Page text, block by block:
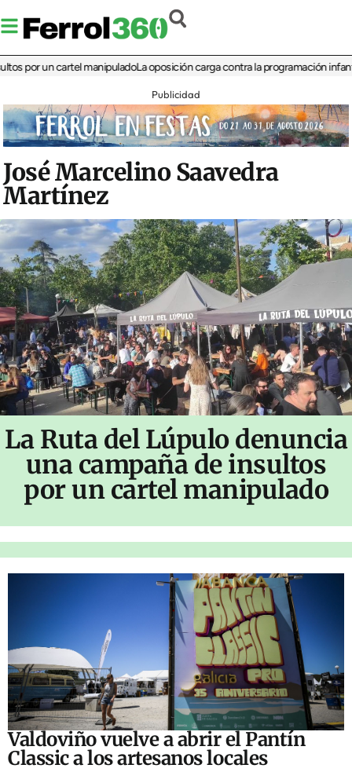
un cartel manipuladoLa oposición carga contra la programación infantil de
Publicidad
José Marcelino Saavedra
Martínez
La Ruta del Lúpulo denuncia
una campaña de insultos
por un cartel manipulado
Valdoviño vuelve a abrir el Pantín
Classic a los artesanos locales